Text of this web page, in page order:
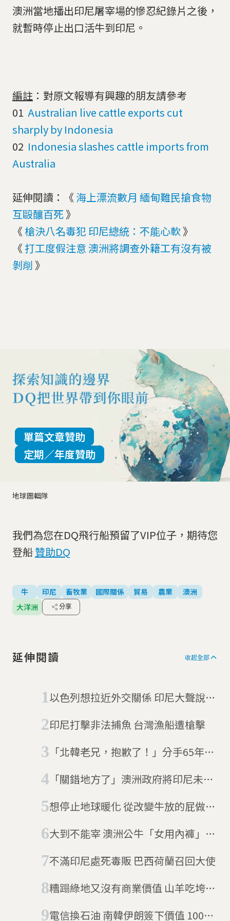
澳洲當地播出印尼屠宰場的慘忍紀錄片之後，
就暫時停止出口活牛到印尼。
編註 ：對原文報導有興趣的朋友請參考
01 Australian live cattle exports cut
sharply by Indonesia
02 Indonesia slashes cattle imports from
Australia
延伸閱讀：《 海上漂流數月 緬甸難民搶食物
互毆釀百死》
《 槍決八名毒犯 印尼總統：不能心軟 》
《 打工度假注意 澳洲將調查外籍工有沒有被
剝削 》
地球圖輯隊
單篇文章贊助
定期／年度贊助
我們為您在DQ飛行船預留了VIP位子，期待您
登船贊助DQ
牛 印尼 畜牧業 國際關係 貿易 農業
澳洲
大洋洲
分享
延伸閱讀 收起全部
以色列想拉近外交關係 印尼大聲說
印尼打擊非法捕魚 台灣漁船遭槍擊
「北韓老兄，抱歉了！」分手65年，
K－POP的努力
「關錯地方了」澳洲政府將印尼未成
想停止地球暖化 從改變牛放的屁做起
大到不能宰 澳洲公牛「女用內褲」引
不滿印尼處死毒販 巴西荷蘭召回大使
糟蹋綠地又沒有商業價值 山羊吃垮希
電信換石油 南韓伊朗簽下價值 100億